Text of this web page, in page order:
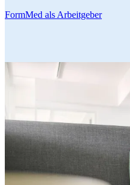
FormMed als Arbeitgeber